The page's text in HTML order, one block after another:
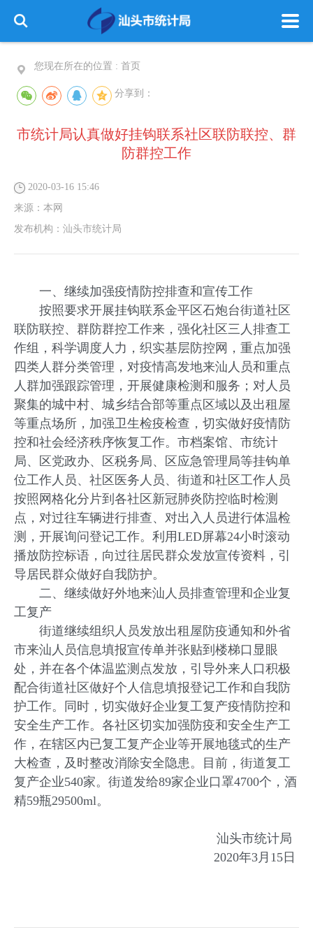
您现在所在的位置 : 首页
分享到：
市统计局认真做好挂钩联系社区联防联控、群
防群控工作
2020-03-16 15:46
来源： 本网
发布机构： 汕头市统计局
一、继续加强疫情防控排查和宣传工作
按照要求开展挂钩联系金平区石炮台街道社区
联防联控、群防群控工作来，强化社区三人排查工
作组，科学调度人力，织实基层防控网，重点加强
四类人群分类管理，对疫情高发地来汕人员和重点
人群加强跟踪管理，开展健康检测和服务；对人员
聚集的城中村、城乡结合部等重点区域以及出租屋
等重点场所，加强卫生检疫检查，切实做好疫情防
控和社会经济秩序恢复工作。市档案馆、市统计
局、区党政办、区税务局、区应急管理局等挂钩单
位工作人员、社区医务人员、街道和社区工作人员
按照网格化分片到各社区新冠肺炎防控临时检测
点，对过往车辆进行排查、对出入人员进行体温检
测，开展询问登记工作。利用LED屏幕24小时滚动
播放防控标语，向过往居民群众发放宣传资料，引
导居民群众做好自我防护。
二、继续做好外地来汕人员排查管理和企业复
工复产
街道继续组织人员发放出租屋防疫通知和外省
市来汕人员信息填报宣传单并张贴到楼梯口显眼
处，并在各个体温监测点发放，引导外来人口积极
配合街道社区做好个人信息填报登记工作和自我防
护工作。同时，切实做好企业复工复产疫情防控和
安全生产工作。各社区切实加强防疫和安全生产工
作，在辖区内已复工复产企业等开展地毯式的生产
大检查，及时整改消除安全隐患。目前，街道复工
复产企业540家。街道发给89家企业口罩4700个，酒
精59瓶29500ml。
汕头市统计局
2020年3月15日